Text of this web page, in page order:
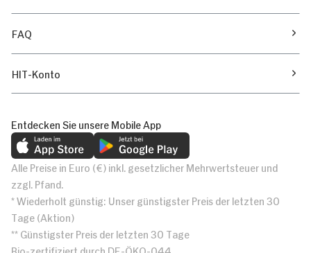
FAQ
HIT-Konto
Entdecken Sie unsere Mobile App
Alle Preise in Euro (€) inkl. gesetzlicher Mehrwertsteuer und
zzgl. Pfand.
* Wiederholt günstig: Unser günstigster Preis der letzten 30
Tage (Aktion)
** Günstigster Preis der letzten 30 Tage
Bio-zertifiziert durch DE-ÖKO-044